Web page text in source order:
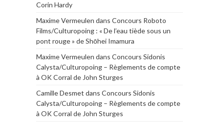
Corin Hardy
Maxime Vermeulen dans Concours Roboto
Films/Culturopoing : « De l’eau tiède sous un
pont rouge » de Shōhei Imamura
Maxime Vermeulen dans Concours Sidonis
Calysta/Culturopoing – Règlements de compte
à OK Corral de John Sturges
Camille Desmet dans Concours Sidonis
Calysta/Culturopoing – Règlements de compte
à OK Corral de John Sturges